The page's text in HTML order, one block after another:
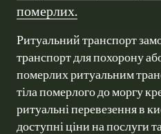
померлих.
Ритуальний транспорт
транспорт для похорону
померлих ритуальним
тіла померлого до моргу
ритуальні перевезення в
доступні ціни на послуги